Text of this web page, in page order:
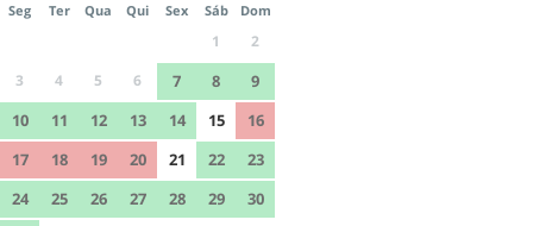
Seg Ter Qua Qui Sex Sáb Dom
1
2
3
4 5 6 7 8
9
10
11 12 13 14 15
16
17
18 19 20 21 22
23
24
25 26 27 28 29
30